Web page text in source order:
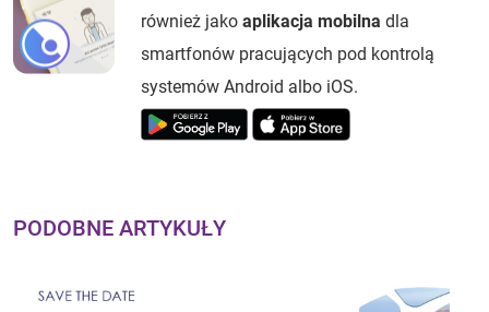
również jako aplikacja mobilna dla
smartfonów pracujących pod kontrolą
systemów Android albo iOS.
PODOBNE ARTYKUŁY